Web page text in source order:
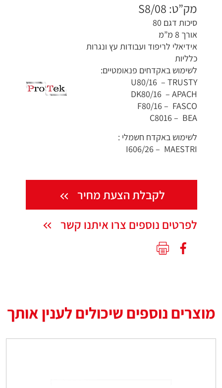
מק”ט: S8/08
סיכות דגם 80
אורך 8 מ”מ
אידיאלי לריפוד ועבודות עץ ונגרות
כלליות
לשימוש באקדחים פנאומטיים:
U80/16 – TRUSTY
DK80/16 – APACH
F80/16 – FASCO
C8016 – BEA
לשימוש באקדח חשמלי :
I606/26 – MAESTRI
לקבלת הצעת מחיר
לפרטים נוספים צרו איתנו קשר
מוצרים נוספים שיכולים לענין אותך